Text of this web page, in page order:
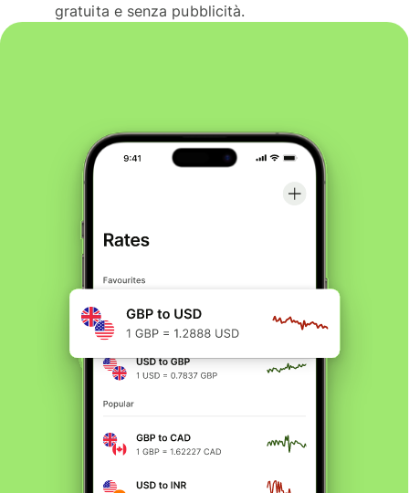
gratuita e senza pubblicità.